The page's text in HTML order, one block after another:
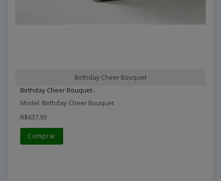
Birthday Cheer Bouquet
Birthday Cheer Bouquet..
Model: Birthday Cheer Bouquet
R$637,93
Comprar